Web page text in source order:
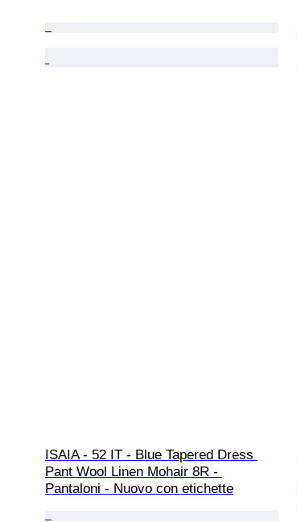
ISAIA - 52 IT - Blue Tapered Dress
Pant Wool Linen Mohair 8R -
Pantaloni - Nuovo con etichette